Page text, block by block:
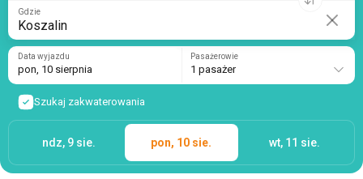
Gdzie
Data wyjazdu
pon, 10 sierpnia
Pasażerowie
1 pasażer
Szukaj zakwaterowania
ndz, 9 sie. pon, 10 sie. wt, 11 sie.